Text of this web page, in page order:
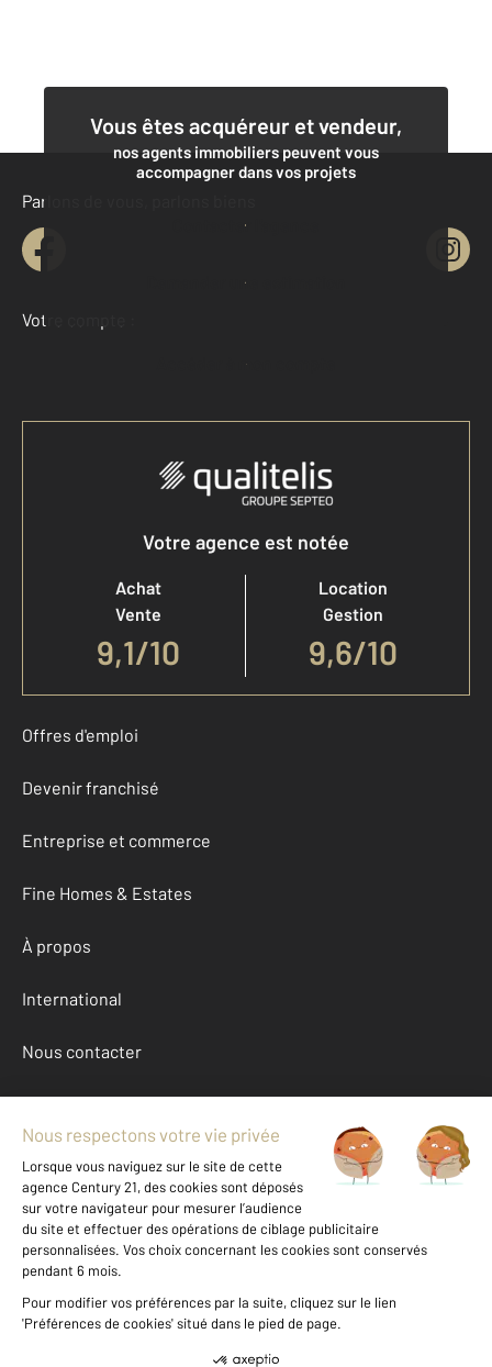
Vous êtes acquéreur et vendeur,
nos agents immobiliers peuvent vous
accompagner dans vos projets
Contacter l'agence
Demander une estimation
Parlons de vous, parlons biens
Votre compte :
Accéder à mon compte
Votre agence est notée
Achat
Vente
9,1/10
Location
Gestion
9,6/10
Offres d'emploi
Devenir franchisé
Entreprise et commerce
Fine Homes & Estates
À propos
International
Nous contacter
Mentions légales & CGU et Barèmes d'honoraires
Données personnelles
Gestionnaire des cookies
Achat maison autour de BEAUVOIR SUR MER (85230)